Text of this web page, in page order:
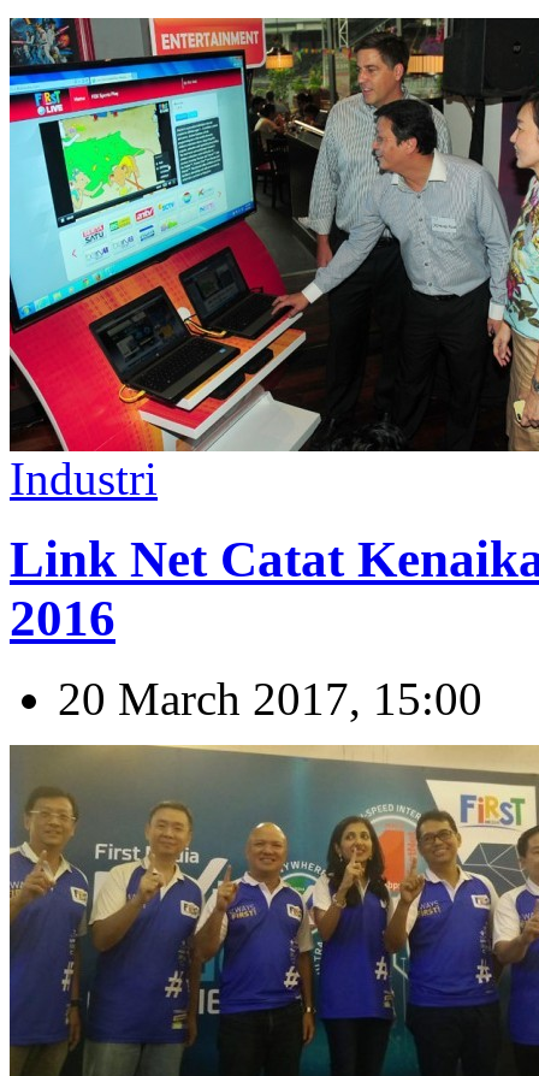
Industri
Link Net Catat
2016
20 March 2017, 15:00